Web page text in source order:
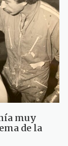
muy
de la